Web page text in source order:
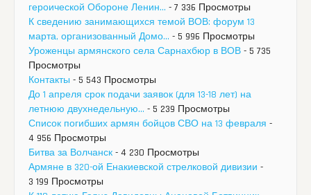
героической Обороне Ленин... - 7 336 Просмотры
К сведению занимающихся темой ВОВ: форум 13
марта, организованный Домо... - 5 996 Просмотры
Уроженцы армянского села Сарнахбюр в ВОВ - 5 735
Просмотры
Контакты - 5 543 Просмотры
До 1 апреля срок подачи заявок (для 13-18 лет) на
летнюю двухнедельную... - 5 239 Просмотры
Список погибших армян бойцов СВО на 13 февраля -
4 956 Просмотры
Битва за Волчанск - 4 230 Просмотры
Армяне в 320-ой Енакиевской стрелковой дивизии -
3 199 Просмотры